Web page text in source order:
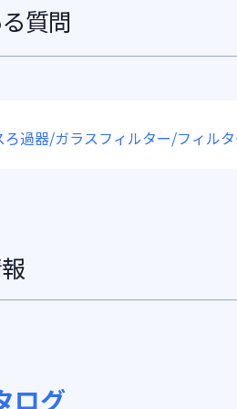
質問
ろ過器/ガラスフィルター/フィル
ログ